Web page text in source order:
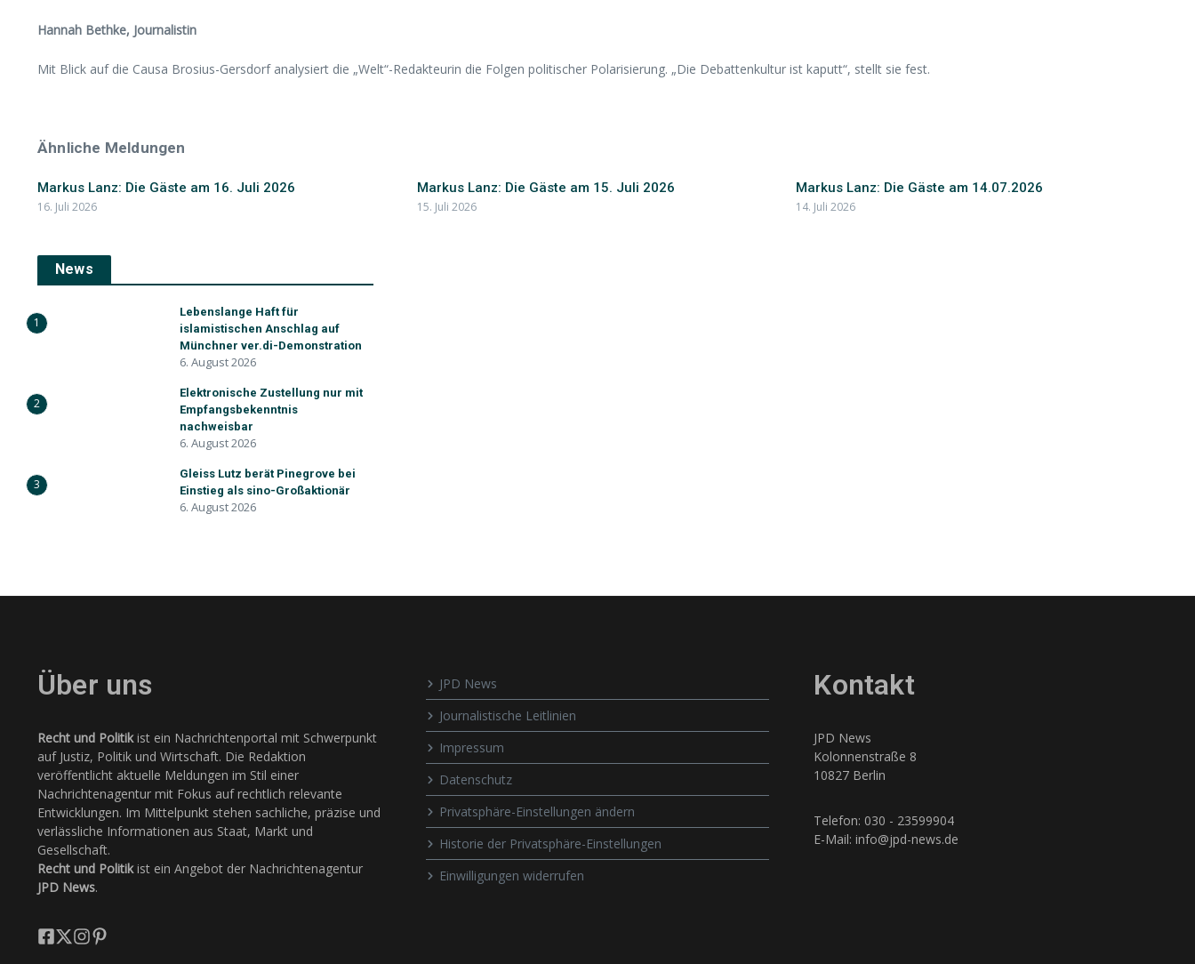
Hannah Bethke, Journalistin
Mit Blick auf die Causa Brosius-Gersdorf analysiert die „Welt“-Redakteurin die Folgen politischer Polarisierung. „Die Debattenkultur ist kaputt“, stellt sie fest.
Ähnliche Meldungen
Markus Lanz: Die Gäste am 16. Juli 2026
16. Juli 2026
Markus Lanz: Die Gäste am 15. Juli 2026
15. Juli 2026
Markus Lanz: Die Gäste am 14.07.2026
14. Juli 2026
News
1
Lebenslange Haft für
islamistischen Anschlag auf
Münchner ver.di-Demonstration
6. August 2026
2
Elektronische Zustellung nur mit
Empfangsbekenntnis
nachweisbar
6. August 2026
3
Gleiss Lutz berät Pinegrove bei
Einstieg als sino-Großaktionär
6. August 2026
Über uns
Recht und Politikist ein Nachrichtenportal mit Schwerpunkt
auf Justiz, Politik und Wirtschaft. Die Redaktion
veröffentlicht aktuelle Meldungen im Stil einer
Nachrichtenagentur mit Fokus auf rechtlich relevante
Entwicklungen. Im Mittelpunkt stehen sachliche, präzise und
verlässliche Informationen aus Staat, Markt und
Gesellschaft.
Recht und Politikist ein Angebot der Nachrichtenagentur
JPD News.
JPD News
Journalistische Leitlinien
Impressum
Datenschutz
Privatsphäre-Einstellungen ändern
Historie der Privatsphäre-Einstellungen
Einwilligungen widerrufen
Kontakt
JPD News
Kolonnenstraße 8
10827 Berlin
Telefon: 030 - 23599904
E-Mail: info@jpd-news.de